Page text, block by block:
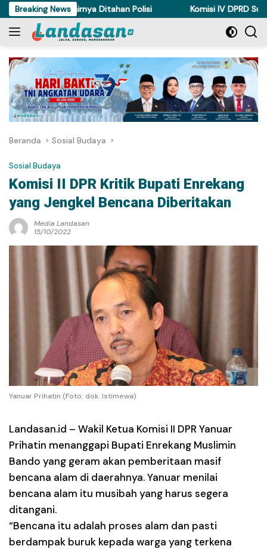
Langsung
ke
konten
Breaking News
Torue Akhirnya Ditahan Polisi Komisi IV DPRD Sulteng
Beranda Sosial Budaya
Sosial Budaya
Komisi II DPR Kritik Bupati Enrekang
yang Jengkel Bencana Diberitakan
Media Landasan
15/10/2022
Yanuar Prihatin (Foto: dok. Istimewa)
Landasan.id – Wakil Ketua Komisi II DPR Yanuar
Prihatin menanggapi Bupati Enrekang Muslimin
Bando yang geram akan pemberitaan masif
bencana alam di daerahnya. Yanuar menilai
bencana alam itu musibah yang harus segera
ditangani.
“Bencana itu adalah proses alam dan pasti
berdampak buruk kepada warga yang terkena